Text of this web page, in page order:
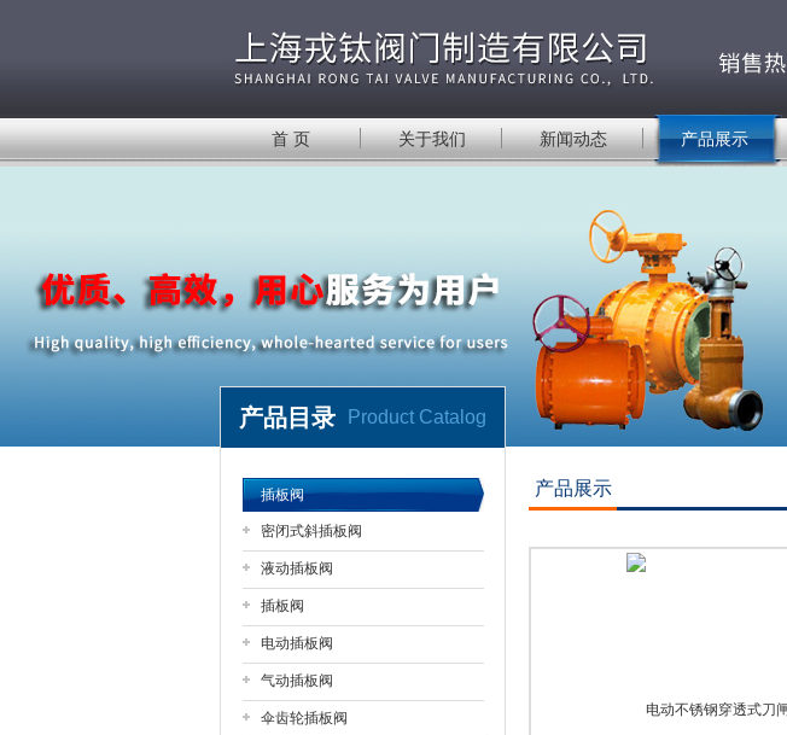
上海戎钛阀门制造有限公司
首 页 关于我们 新闻动态 产品展示
产品目录 Product Catalog
插板阀
密闭式斜插板阀
液动插板阀
插板阀
电动插板阀
气动插板阀
伞齿轮插板阀
产品展示